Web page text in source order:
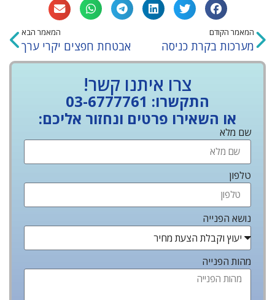
המאמר הקודם
מערכות בקרת כניסה
המאמר הבא
אבטחת חפצים יקרי ערך
צרו איתנו קשר!
התקשרו: 03-6777761
או השאירו פרטים ונחזור אליכם:
שם מלא
טלפון
נושא הפנייה
מהות הפנייה